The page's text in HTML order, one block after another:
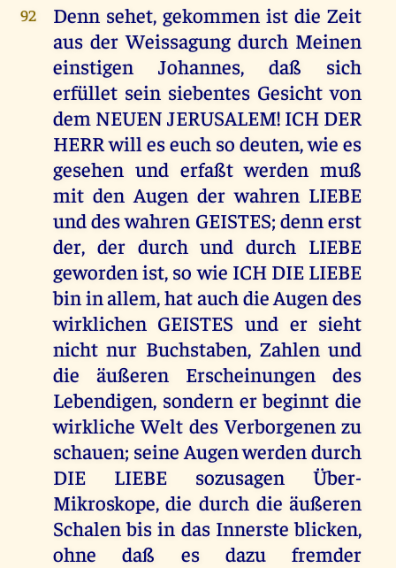
92
Denn sehet, gekommen ist die Zeit
aus der Weissagung durch Meinen
einstigen Johannes, daß sich
erfüllet sein siebentes Gesicht von
dem NEUEN JERUSALEM! ICH DER
HERR will es euch so deuten, wie es
gesehen und erfaßt werden muß
mit den Augen der wahren LIEBE
und des wahren GEISTES; denn erst
der, der durch und durch LIEBE
geworden ist, so wie ICH DIE LIEBE
bin in allem, hat auch die Augen des
wirklichen GEISTES und er sieht
nicht nur Buchstaben, Zahlen und
die äußeren Erscheinungen des
Lebendigen, sondern er beginnt die
wirkliche Welt des Verborgenen zu
schauen; seine Augen werden durch
DIE LIEBE sozusagen Über-
Mikroskope, die durch die äußeren
Schalen bis in das Innerste blicken,
ohne daß es dazu fremder